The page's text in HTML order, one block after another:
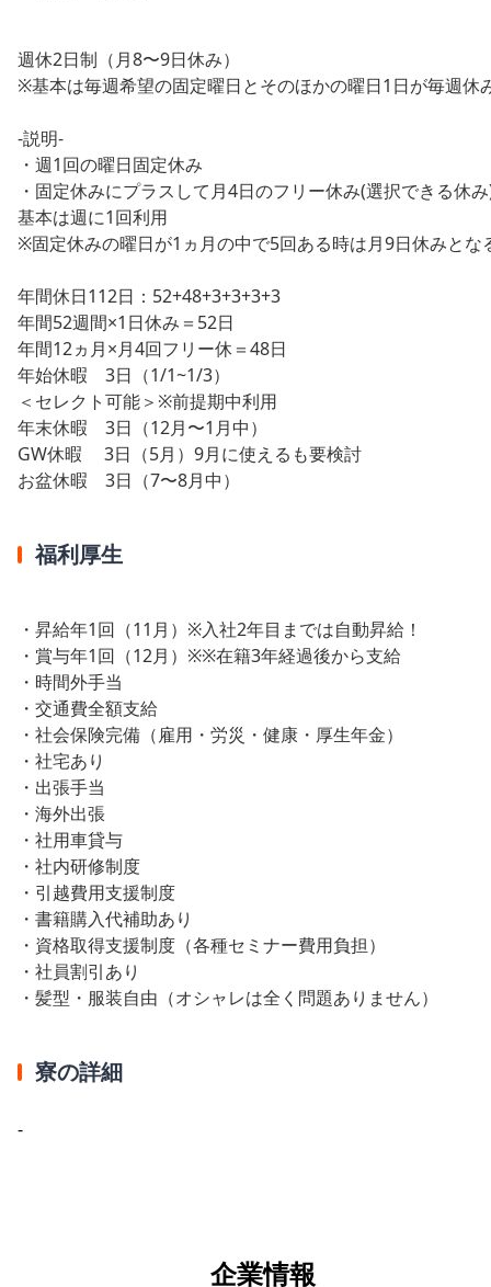
週休2日制（月8〜9日休み）
※基本は毎週希望の固定曜日とそのほかの曜日1日が毎週休
-説明-
・週1回の曜日固定休み
・固定休みにプラスして月4日のフリー休み(選択できる休
基本は週に1回利用
※固定休みの曜日が1ヵ月の中で5回ある時は月9日休みとな
年間休日112日：52+48+3+3+3+3
年間52週間×1日休み＝52日
年間12ヵ月×月4回フリー休＝48日
年始休暇 3日（1/1~1/3）
＜セレクト可能＞※前提期中利用
年末休暇 3日（12月〜1月中）
GW休暇 3日（5月）9月に使えるも要検討
お盆休暇 3日（7〜8月中）
福利厚生
・昇給年1回（11月）※入社2年目までは自動昇給！
・賞与年1回（12月）※※在籍3年経過後から支給
・時間外手当
・交通費全額支給
・社会保険完備（雇用・労災・健康・厚生年金）
・社宅あり
・出張手当
・海外出張
・社用車貸与
・社内研修制度
・引越費用支援制度
・書籍購入代補助あり
・資格取得支援制度（各種セミナー費用負担）
・社員割引あり
・髪型・服装自由（オシャレは全く問題ありません）
寮の詳細
-
企業情報